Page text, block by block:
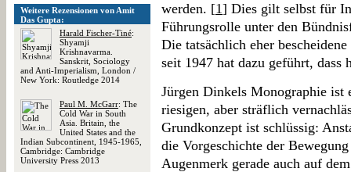
Weitere Rezensionen von Amit
Das Gupta:
Harald Fischer-Tiné:
Shyamji
Krishnavarma.
Sanskrit, Sociology
and Anti-Imperialism, London /
New York: Routledge 2014
Paul M. McGarr: The
Cold War in South
Asia. Britain, the
United States and the
Indian Subcontinent, 1945-1965,
Cambridge: Cambridge
University Press 2013
werden. [1] Dies gilt selbst für
Führungsrolle unter den
Die tatsächlich eher
seit 1947 hat dazu geführt,
Jürgen Dinkels Monographie ist
riesigen, aber sträflich
Grundkonzept ist schlüssig:
die Vorgeschichte der
Augenmerk gerade auch auf